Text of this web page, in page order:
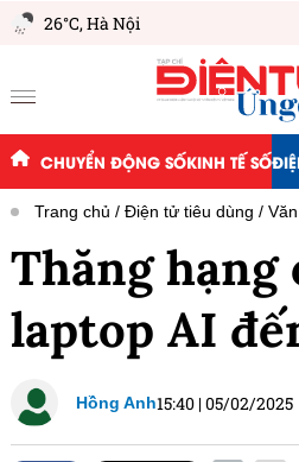
26°C,Hà Nội
CHUYỂN ĐỘNG SỐKINH TẾ SỐ
Trang chủ Điện tử tiêu dùng
Thăng hạng
laptop AI
Hồng Anh15:40 |05/02/2025